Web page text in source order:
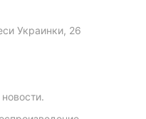
Украинки, 26